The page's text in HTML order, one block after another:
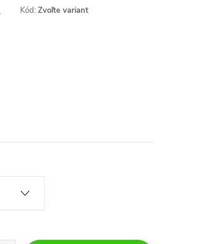
Kód: Zvoľte variant